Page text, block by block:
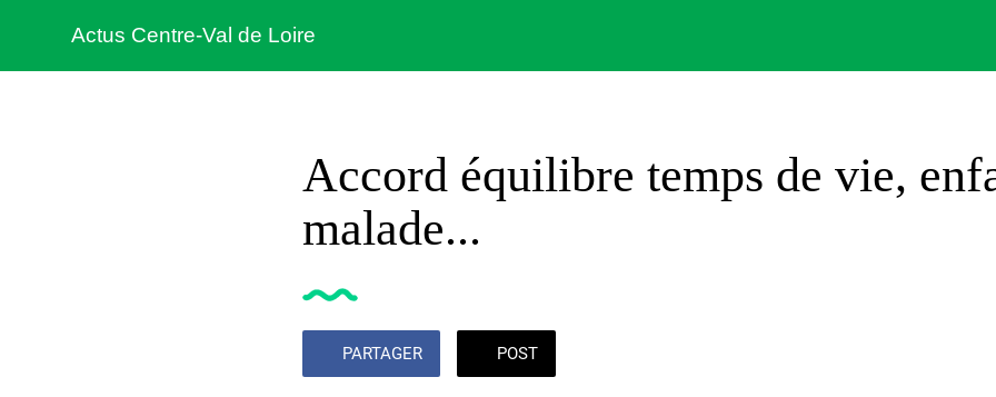
Actus Centre-Val de Loire
Accord équilibre temps de vie,
malade...
PARTAGER POST